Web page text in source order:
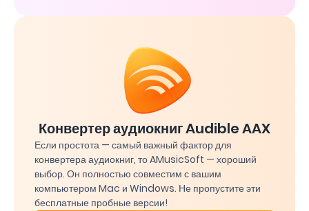
Конвертер аудиокниг Audible AAX
Если простота — самый важный фактор для
конвертера аудиокниг, то AMusicSoft — хороший
выбор. Он полностью совместим с вашим
компьютером Mac и Windows. Не пропустите эти
бесплатные пробные версии!